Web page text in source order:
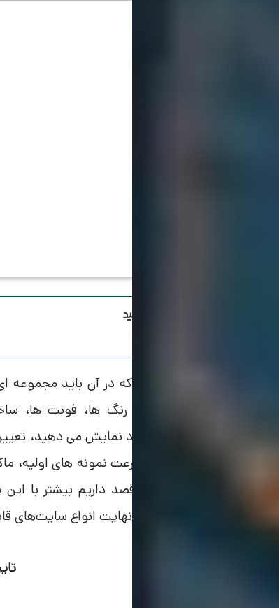
اینستاگرام ویرا رو دنبال کنید
فرآیندی است که در آن باید مجموعه
صورت الکترونیکی چیدمان، رنگ ها، فونت ها،
را ساده کنید تا بتوانید به سرعت نمونه های
قصد داریم بیشتر با
Adobe XD بررسی کنیم و در نهایت انواع سایت‌های قابل طراحی توسط این نرم افزار را ببینیم.